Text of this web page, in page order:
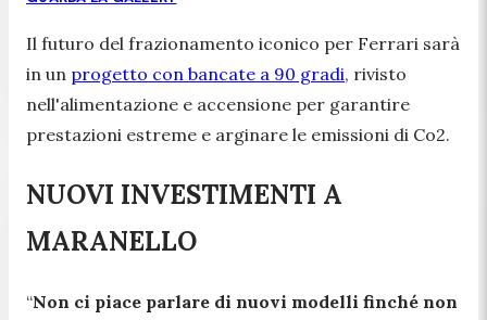
Il futuro del frazionamento iconico per Ferrari sarà
in un progetto con bancate a 90 gradi, rivisto
nell'alimentazione e accensione per garantire
prestazioni estreme e arginare le emissioni di Co2.
NUOVI INVESTIMENTI A
MARANELLO
“Non ci piace parlare di nuovi modelli finché non